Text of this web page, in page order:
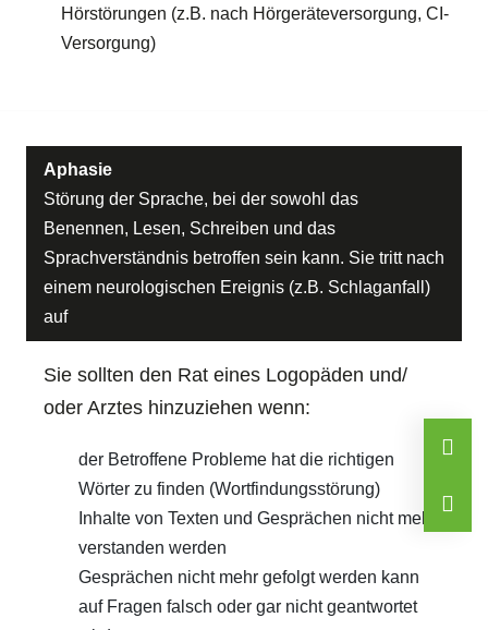
Hörstörungen (z.B. nach Hörgeräteversorgung, CI-
Versorgung)
Aphasie
Störung der Sprache, bei der sowohl das
Benennen, Lesen, Schreiben und das
Sprachverständnis betroffen sein kann. Sie tritt nach
einem neurologischen Ereignis (z.B. Schlaganfall)
auf
Sie sollten den Rat eines Logopäden und/
oder Arztes hinzuziehen wenn:
der Betroffene Probleme hat die richtigen
Wörter zu finden (Wortfindungsstörung)
Inhalte von Texten und Gesprächen nicht mehr
verstanden werden
Gesprächen nicht mehr gefolgt werden kann
auf Fragen falsch oder gar nicht geantwortet